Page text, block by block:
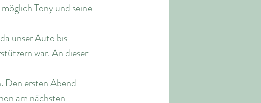
Tony und seine
unser Auto bis
war. An dieser
Den ersten Abend
am nächsten